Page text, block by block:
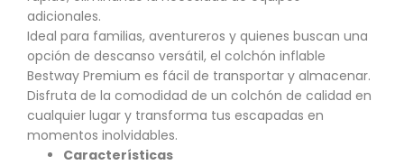
adicionales.
Ideal para familias, aventureros y quienes buscan una
opción de descanso versátil, el colchón inflable
Bestway Premium es fácil de transportar y almacenar.
Disfruta de la comodidad de un colchón de calidad en
cualquier lugar y transforma tus escapadas en
momentos inolvidables.
Características